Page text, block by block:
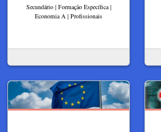
Secundário | Formação Específica |
Economia A | Profissionais